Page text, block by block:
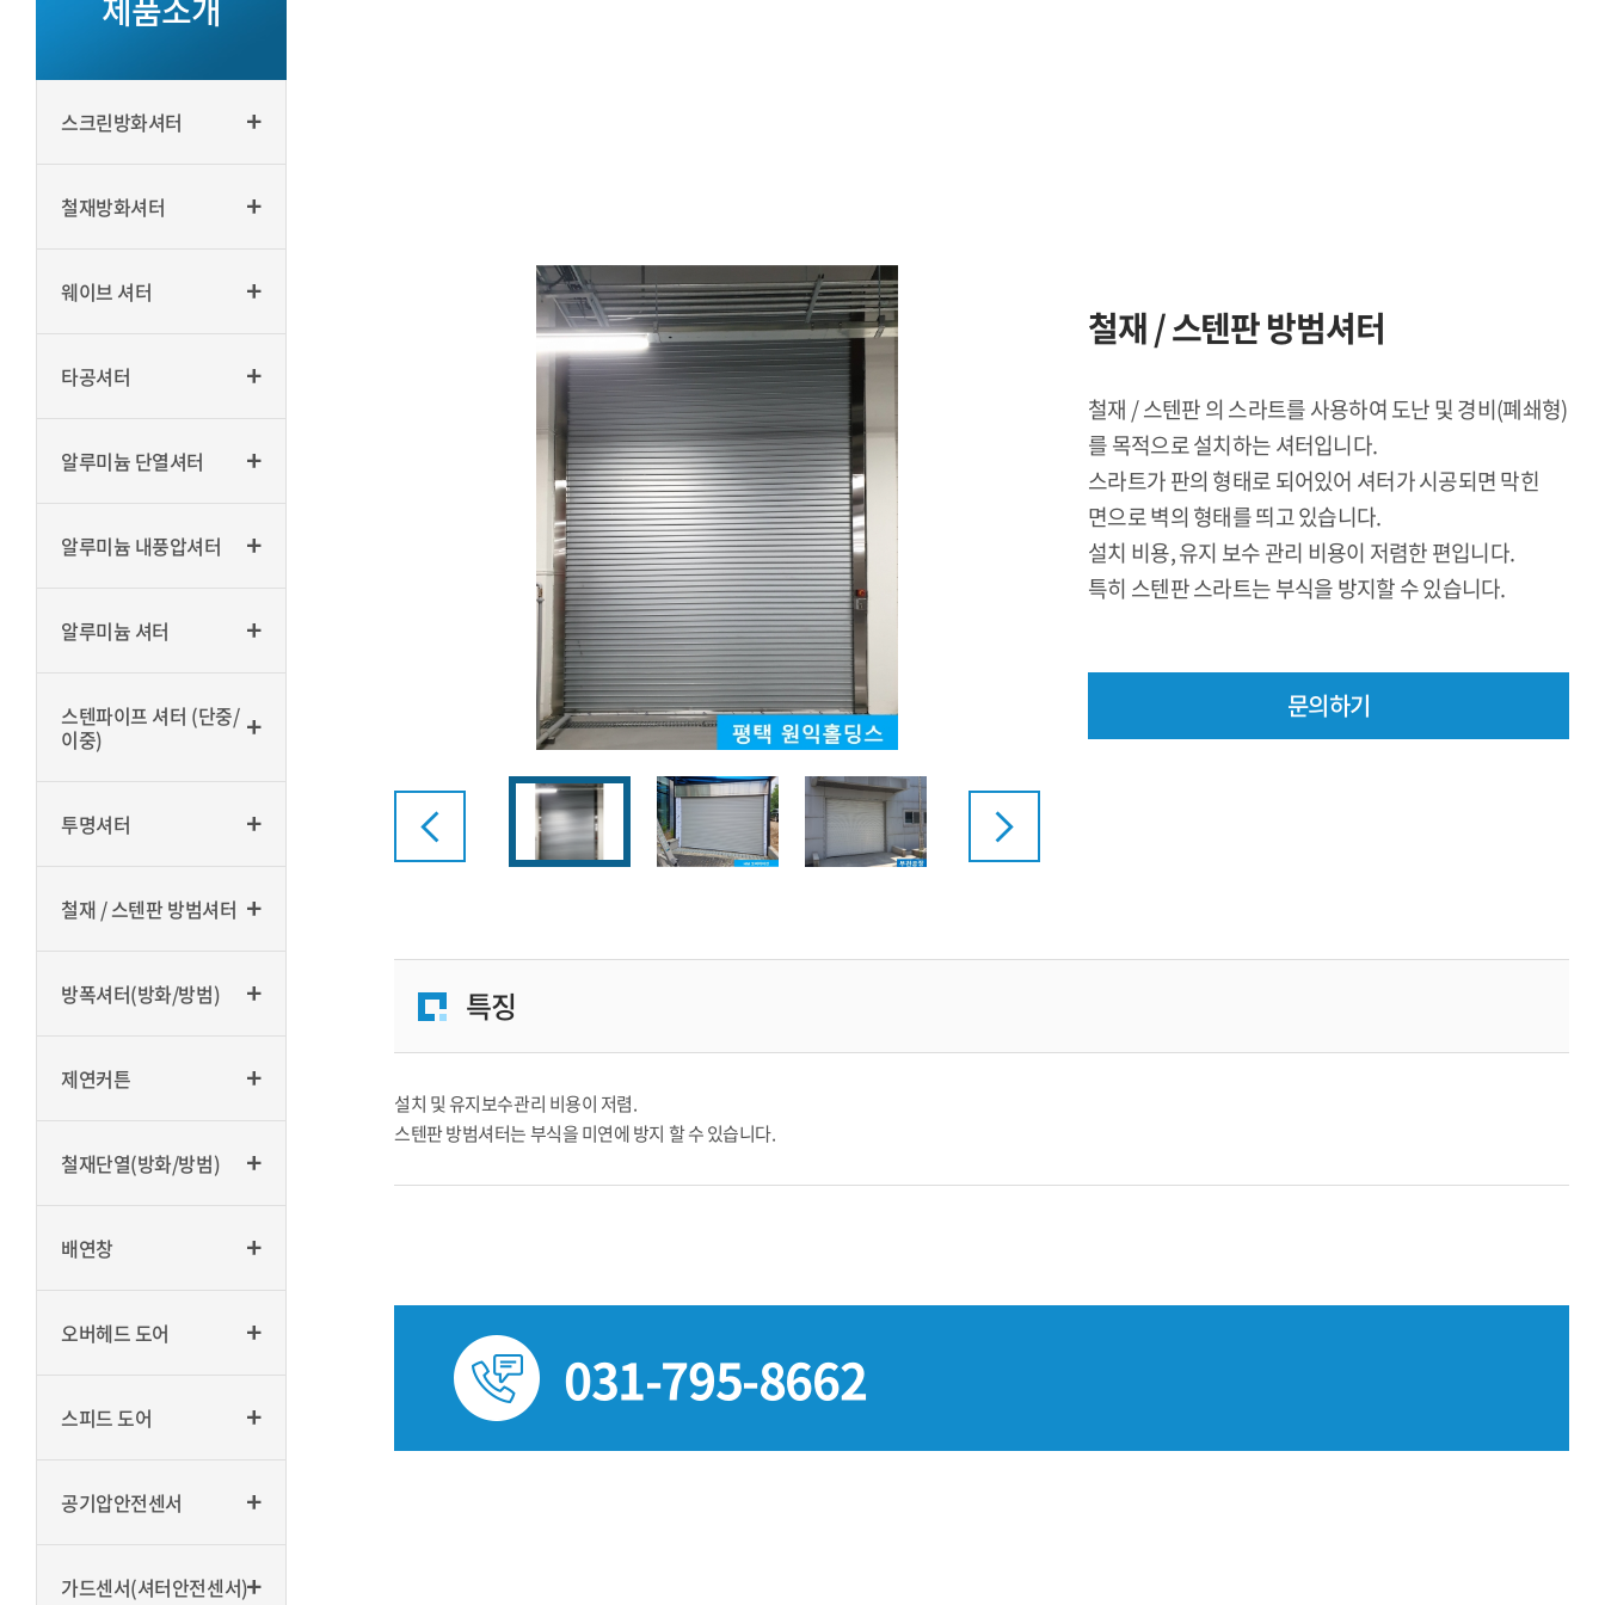
제품소개
스크린방화셔터
철재방화셔터
웨이브 셔터
타공셔터
알루미늄 단열셔터
알루미늄 내풍압셔터
알루미늄 셔터
스텐파이프 셔터 (단중/
이중)
투명셔터
철재 / 스텐판 방범셔터
방폭셔터(방화/방범)
제연커튼
철재단열(방화/방범)
배연창
오버헤드 도어
스피드 도어
공기압안전센서
가드센서(셔터안전센서)
철재 / 스텐판 방범셔터
철재 / 스텐판 의 스라트를 사용하여 도난 및 경비(폐쇄형)
를 목적으로 설치하는 셔터입니다.
스라트가 판의 형태로 되어있어 셔터가 시공되면 막힌
면으로 벽의 형태를 띄고 있습니다.
설치 비용, 유지 보수 관리 비용이 저렴한 편입니다.
특히 스텐판 스라트는 부식을 방지할 수 있습니다.
문의하기
특징
설치 및 유지보수관리 비용이 저렴.
스텐판 방범셔터는 부식을 미연에 방지 할 수 있습니다.
031-795-8662